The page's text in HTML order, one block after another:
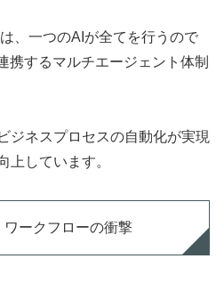
、一つのAIが全てを行うので
携するマルチエージェント体制
ジネスプロセスの自動化が実現
上しています。
ークフローの衝撃